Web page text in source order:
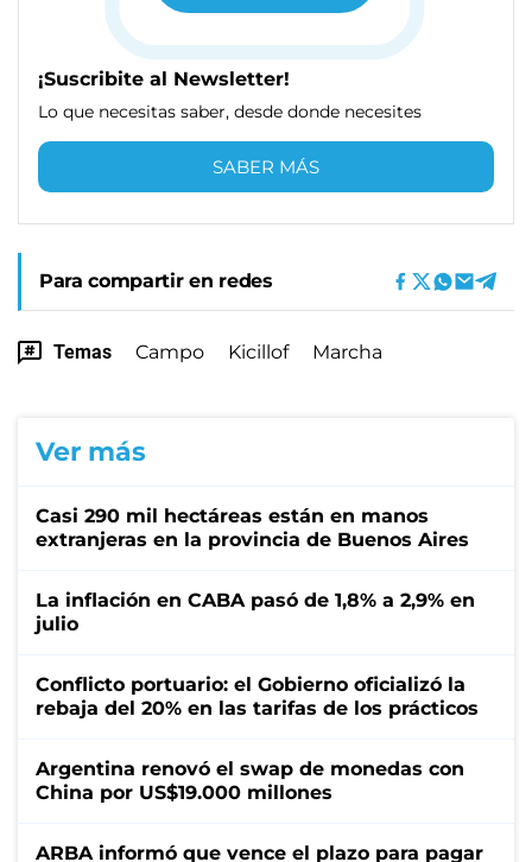
¡Suscribite al Newsletter!
Lo que necesitas saber, desde donde necesites
SABER MÁS
Para compartir en redes
Temas Campo Kicillof Marcha
Ver más
Casi 290 mil hectáreas están en manos
extranjeras en la provincia de Buenos Aires
La inflación en CABA pasó de 1,8% a 2,9% en
julio
Conflicto portuario: el Gobierno oficializó la
rebaja del 20% en las tarifas de los prácticos
Argentina renovó el swap de monedas con
China por US$19.000 millones
ARBA informó que vence el plazo para pagar